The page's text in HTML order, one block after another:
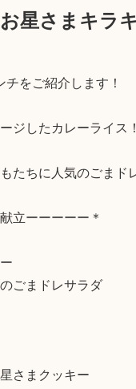
星さまキラ
チをご紹介します！
ジしたカレーライス
たちに人気のごまド
立ーーーーー＊
ごまドレサラダ
さまクッキー